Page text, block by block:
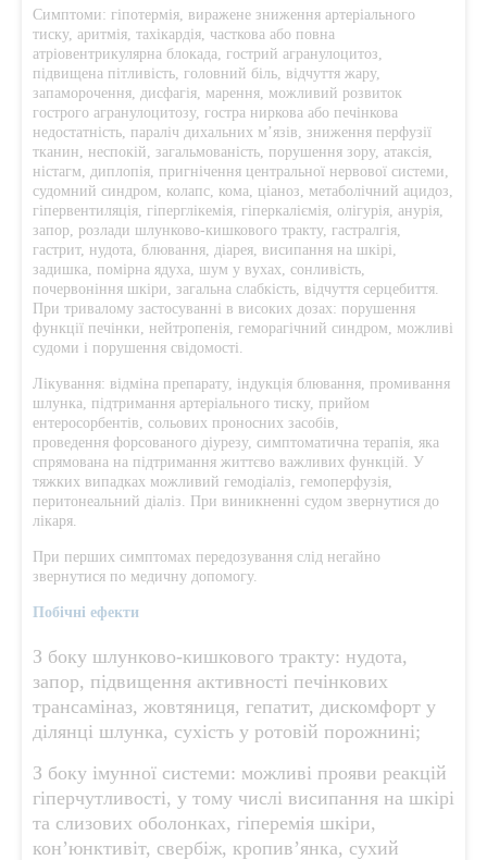
Симптоми: гіпотермія, виражене зниження артеріального
тиску, аритмія, тахікардія, часткова або повна
атріовентрикулярна блокада, гострий агранулоцитоз,
підвищена пітливість, головний біль, відчуття жару,
запаморочення, дисфагія, марення, можливий розвиток
гострого агранулоцитозу, гостра ниркова або печінкова
недостатність, параліч дихальних м’язів, зниження перфузії
тканин, неспокій, загальмованість, порушення зору, атаксія,
ністагм, диплопія, пригнічення центральної нервової системи,
судомний синдром, колапс, кома, ціаноз, метаболічний ацидоз,
гіпервентиляція, гіперглікемія, гіперкаліємія, олігурія, анурія,
запор, розлади шлунково-кишкового тракту, гастралгія,
гастрит, нудота, блювання, діарея, висипання на шкірі,
задишка, помірна ядуха, шум у вухах, сонливість,
почервоніння шкіри, загальна слабкість, відчуття серцебиття.
При тривалому застосуванні в високих дозах: порушення
функції печінки, нейтропенія, геморагічний синдром, можливі
судоми і порушення свідомості.
Лікування: відміна препарату, індукція блювання, промивання
шлунка, підтримання артеріального тиску, прийом
ентеросорбентів, сольових проносних засобів,
проведення форсованого діурезу, симптоматична терапія, яка
спрямована на підтримання життєво важливих функцій. У
тяжких випадках можливий гемодіаліз, гемоперфузія,
перитонеальний діаліз. При виникненні судом звернутися до
лікаря.
При перших симптомах передозування слід негайно
звернутися по медичну допомогу.
Побічні ефекти
З боку шлунково-кишкового тракту: нудота,
запор, підвищення активності печінкових
трансаміназ, жовтяниця, гепатит, дискомфорт у
ділянці шлунка, сухість у ротовій порожнині;
З боку імунної системи: можливі прояви реакцій
гіперчутливості, у тому числі висипання на шкірі
та слизових оболонках, гіперемія шкіри,
кон’юнктивіт, свербіж, кропив’янка, сухий